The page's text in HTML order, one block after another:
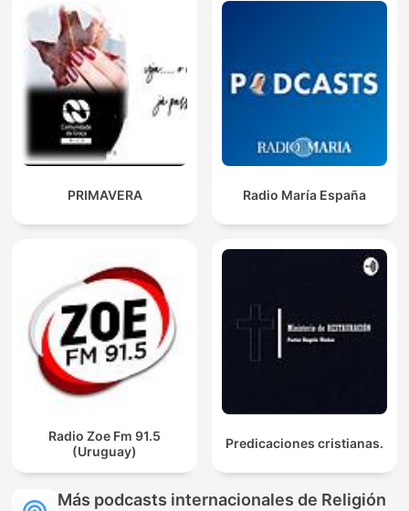
PRIMAVERA Radio María España
Radio Zoe Fm 91.5
(Uruguay)
Predicaciones cristianas.
Más podcasts internacionales de Religión